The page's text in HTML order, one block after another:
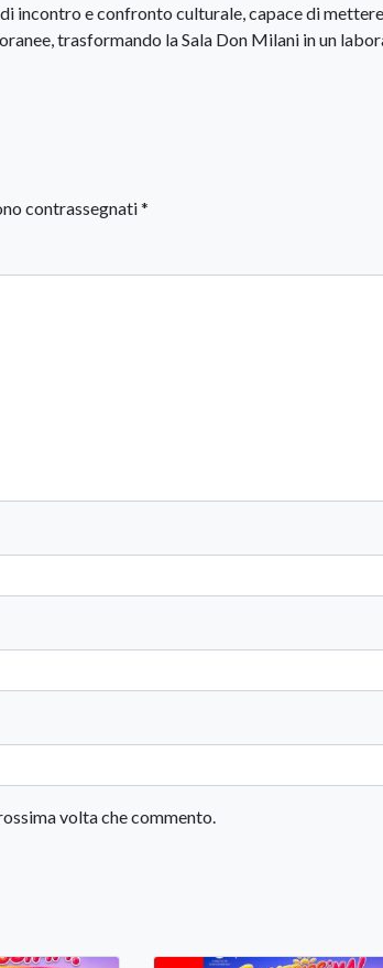
incontro e confronto culturale, capace di
trasformando la Sala Don Milani in un
contrassegnati*
volta che commento.